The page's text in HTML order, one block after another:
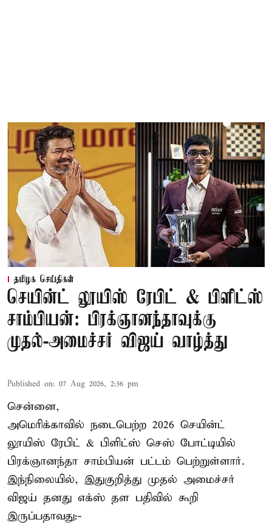
தமிழக செய்திகள்
செயின்ட் லூயிஸ் ரேபிட் & பிளிட்ஸ்
சாம்பியன்: பிரக்ஞானந்தாவுக்கு
முதல்-அமைச்சர் விஜய் வாழ்த்து
Published on: 07 Aug 2026, 2:36 pm
சென்னை,
அமெரிக்காவில் நடைபெற்ற 2026 செயின்ட்
லூயிஸ் ரேபிட் & பிளிட்ஸ் செஸ் போட்டியில்
பிரக்ஞானந்தா சாம்பியன் பட்டம் பெற்றுள்ளார்.
இந்நிலையில், இதுகுறித்து முதல் அமைச்சர்
விஜய் தனது எக்ஸ் தள பதிவில் கூறி
இருப்பதாவது:-